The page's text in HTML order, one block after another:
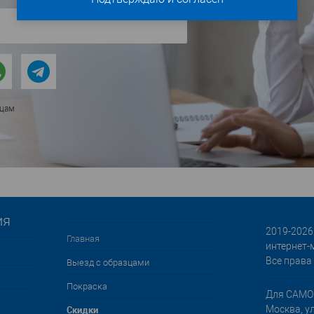
Главная
Выезд с образцами
Покраска
Cкидки
2019-
Все
Для
Москва,